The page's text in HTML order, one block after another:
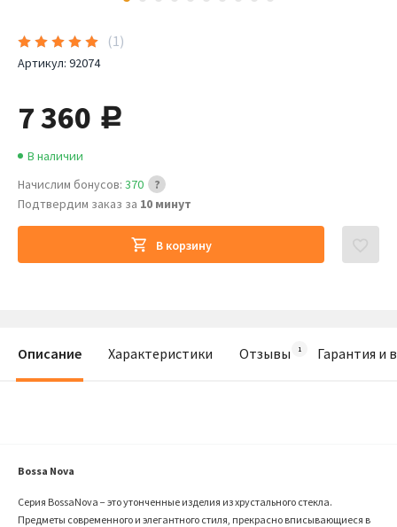
(1)
Артикул: 92074
7 360 руб.
Начислим бонусов: 370
Подтвердим заказ за 10 минут
В наличии
В корзину
Описание Характеристики Отзывы Гарантия и
Bossa Nova
Серия BossaNova − это утонченные изделия из хрустального стекла.
Предметы современного и элегантного стиля, прекрасно вписывающиеся в